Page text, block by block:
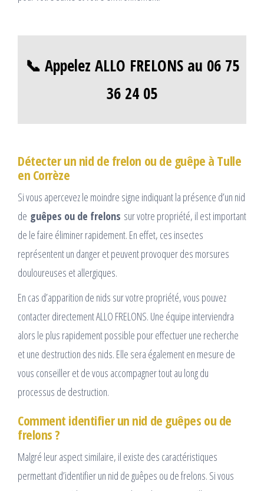
📞 Appelez ALLO FRELONS au 06 75
36 24 05
Détecter un nid de frelon ou de guêpe à Tulle
en Corrèze
Si vous apercevez le moindre signe indiquant la présence d’un nid
de guêpes ou de frelons sur votre propriété, il est important
de le faire éliminer rapidement. En effet, ces insectes
représentent un danger et peuvent provoquer des morsures
douloureuses et allergiques.
En cas d’apparition de nids sur votre propriété, vous pouvez
contacter directement ALLO FRELONS. Une équipe interviendra
alors le plus rapidement possible pour effectuer une recherche
et une destruction des nids. Elle sera également en mesure de
vous conseiller et de vous accompagner tout au long du
processus de destruction.
Comment identifier un nid de guêpes ou de
frelons ?
Malgré leur aspect similaire, il existe des caractéristiques
permettant d’identifier un nid de guêpes ou de frelons. Si vous